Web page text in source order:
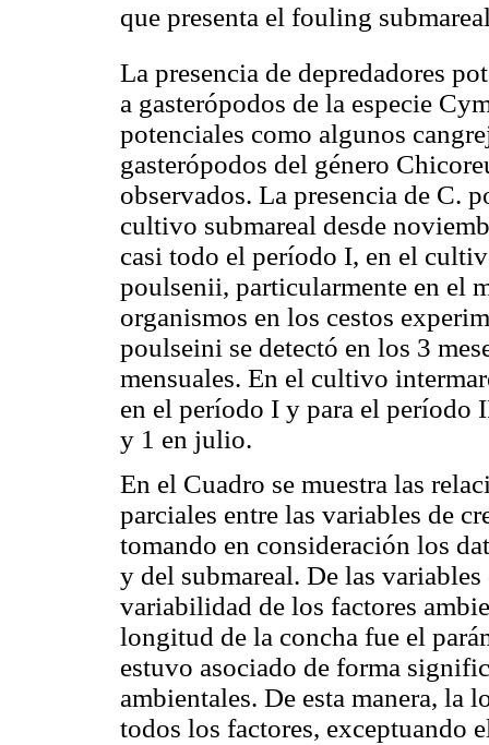
que presenta el fouling
La presencia de depredadores
a gasterópodos de la especie
potenciales como algunos
gasterópodos del género
observados. La presencia de C.
cultivo submareal desde
casi todo el período I, en el
poulsenii, particularmente en el
organismos en los cestos
poulseini se detectó en los 3
mensuales. En el cultivo
en el período I y para el período
y 1 en julio.
En el Cuadro se muestra las
parciales entre las variables de
tomando en consideración los
y del submareal. De las
variabilidad de los factores
longitud de la concha fue el
estuvo asociado de forma
ambientales. De esta manera, la
todos los factores, exceptuando